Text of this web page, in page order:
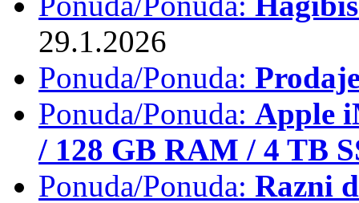
29.1.2026
Ponuda/Ponuda:
Ponuda/Ponuda: Apple
/ 128 GB RAM / 4 TB
Ponuda/Ponuda: Razni